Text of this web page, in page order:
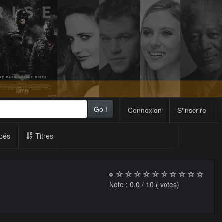
Connexion S'inscrire
Go !
Titres
Note : 0.0 / 10 ( votes)